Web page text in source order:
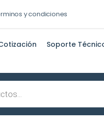
y condiciones
Soporte